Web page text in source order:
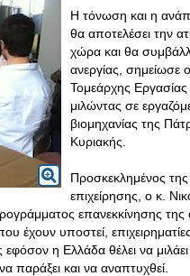
Η τόνωση και η
θα αποτελέσει την
χώρα και θα
ανεργίας, σημείωσε
Τομεάρχης
μιλώντας σε
βιομηχανίας της
Κυριακής.
Προσκεκλημένος της
επιχείρησης, ο κ.
επανεκκίνησης της
έχουν υποστεί,
η Ελλάδα θέλει να
παράξει και να αναπτυχθεί.